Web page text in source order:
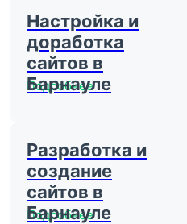
Настройка и
доработка
сайтов в
Барнауле
Подробнее
Разработка и
создание
сайтов в
Барнауле
Подробнее